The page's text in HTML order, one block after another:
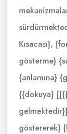
Kısacası},
gösterme}
{anlamına}
{{dokuya}
göstererek}